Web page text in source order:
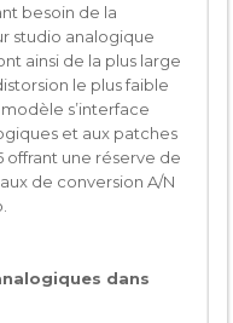
besoin de la
studio analogique
ainsi de la plus large
le plus faible
s’interface
et aux patches
offrant une réserve de
de conversion A/N
dans